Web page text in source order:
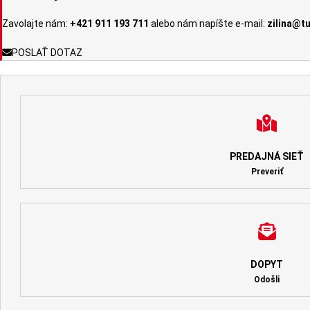
Zavolajte nám: +421 911 193 711 alebo nám napíšte e-mail:
POSLAŤ DOTAZ
PREDAJNÁ SIEŤ
Preveriť
DOPYT
Odošli